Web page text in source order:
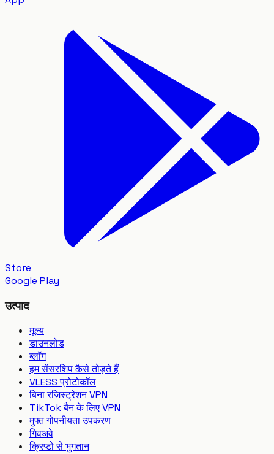
Store
Google Play
उत्पाद
मूल्य
डाउनलोड
ब्लॉग
हम सेंसरशिप कैसे तोड़ते हैं
VLESS प्रोटोकॉल
बिना रजिस्ट्रेशन VPN
TikTok बैन के लिए VPN
मुफ्त गोपनीयता उपकरण
गिवअवे
क्रिप्टो से भुगतान